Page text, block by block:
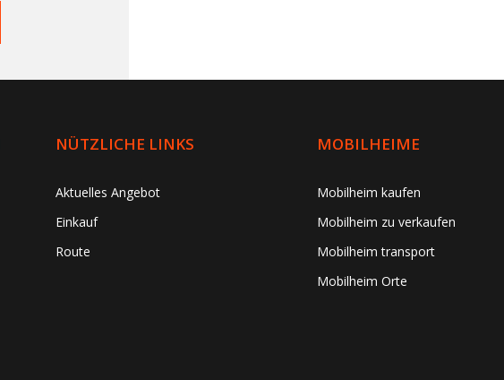
NÜTZLICHE LINKS
Aktuelles Angebot
Einkauf
Route
MOBILHEIME
Mobilheim kaufen
Mobilheim zu verkaufen
Mobilheim transport
Mobilheim Orte